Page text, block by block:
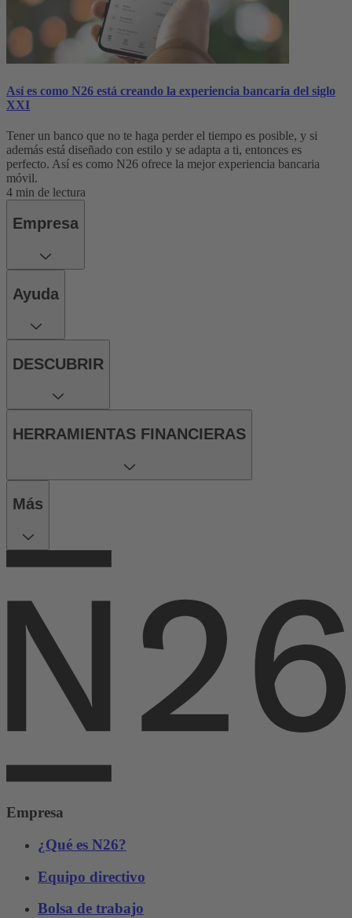
Así es como N26 está creando la experiencia bancaria del siglo
XXI
Tener un banco que no te haga perder el tiempo es posible, y si
además está diseñado con estilo y se adapta a ti, entonces es
perfecto. Así es como N26 ofrece la mejor experiencia bancaria
móvil.
4 min de lectura
Empresa
Ayuda
DESCUBRIR
HERRAMIENTAS FINANCIERAS
Más
Empresa
¿Qué es N26?
Equipo directivo
Bolsa de trabajo